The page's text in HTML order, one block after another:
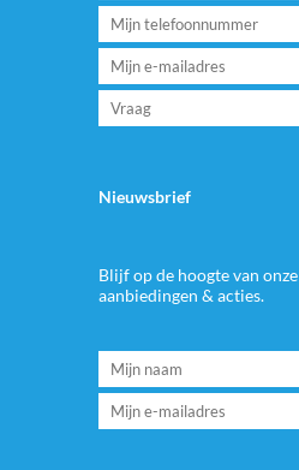
Nieuwsbrief
Blijf op de hoogte van onze
aanbiedingen & acties.